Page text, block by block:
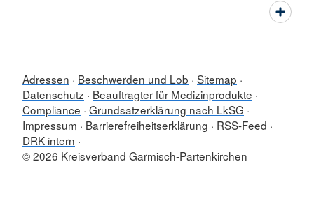
Adressen Beschwerden und Lob Sitemap
Datenschutz
Beauftragter für Medizinprodukte
Compliance Grundsatzerklärung nach LkSG
Impressum
Barrierefreiheitserklärung
RSS-Feed
DRK intern
© 2026 Kreisverband Garmisch-Partenkirchen